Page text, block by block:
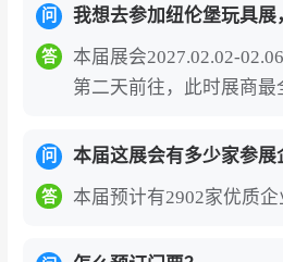
全球玩具行业历史最悠久、
办，被公认为世界三大玩具
产业当之无愧的“风向标”与“
吸引来自126个国家的约
中海外观众占比超50%，美
问 我想去参加纽伦堡玩具展
答
本届展会2027.02.02-
第二天前往，此时展商最
问 本届这展会有多少家参展
答 本届预计有2902家优质企